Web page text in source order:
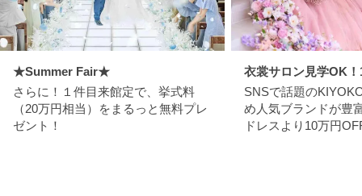
★Summer Fair★
さらに！１件目来館定で、挙式料
（20万円相当）をまるっと無料プレ
ゼント！
衣裳サロン見学OK！
SNSで話題の
め人気ブランドが豊
ドレスより10万円